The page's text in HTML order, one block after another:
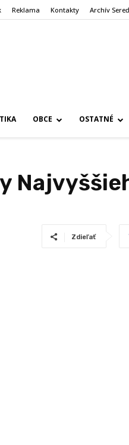
Reklama Kontakty Archív
OBCE OSTATNÉ
Zdieľať